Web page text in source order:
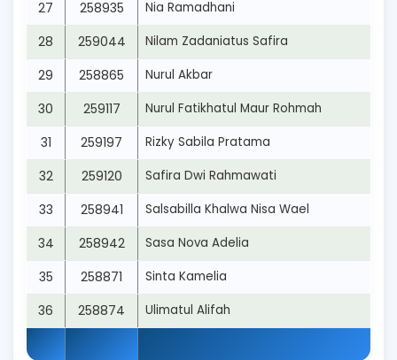
27 258935 Nia Ramadhani
28 259044 Nilam Zadaniatus Safira
29 258865 Nurul Akbar
30 259117 Nurul Fatikhatul Maur Rohmah
31 259197 Rizky Sabila Pratama
32 259120 Safira Dwi Rahmawati
33 258941 Salsabilla Khalwa Nisa Wael
34 258942 Sasa Nova Adelia
35 258871 Sinta Kamelia
36 258874 Ulimatul Alifah